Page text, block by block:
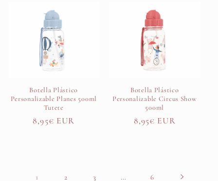
Botella Plástico
Personalizable Planes 500ml
Tutete
Precio
8,95€ EUR
Botella Plástico
Personalizable Circus Show
500ml
Precio
8,95€ EUR
1 2 3 … 6